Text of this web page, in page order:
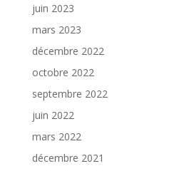
juin 2023
mars 2023
décembre 2022
octobre 2022
septembre 2022
juin 2022
mars 2022
décembre 2021